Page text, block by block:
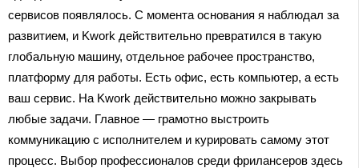
сервисов появлялось. С момента основания я наблюдал за
развитием, и Kwork действительно превратился в такую
глобальную машину, отдельное рабочее пространство,
платформу для работы. Есть офис, есть компьютер, а есть
ваш сервис. На Kwork действительно можно закрывать
любые задачи. Главное — грамотно выстроить
коммуникацию с исполнителем и курировать самому этот
процесс. Выбор профессионалов среди фрилансеров здесь